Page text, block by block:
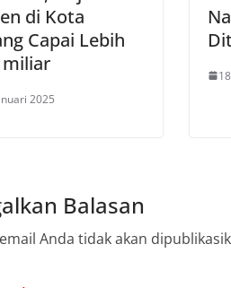
di Kota
Capai Lebih
miliar
2025
Balasan
Anda tidak akan